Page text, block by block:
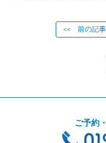
<< 前の記
ご予約